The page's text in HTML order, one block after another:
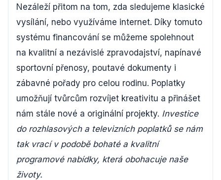
Nezáleží přitom na tom, zda sledujeme klasické
vysílání, nebo využíváme internet. Díky tomuto
systému financování se můžeme spolehnout
na kvalitní a nezávislé zpravodajství, napínavé
sportovní přenosy, poutavé dokumenty i
zábavné pořady pro celou rodinu. Poplatky
umožňují tvůrcům rozvíjet kreativitu a přinášet
nám stále nové a originální projekty. Investice
do rozhlasových a televizních poplatků se nám
tak vrací v podobě bohaté a kvalitní
programové nabídky, která obohacuje naše
životy.